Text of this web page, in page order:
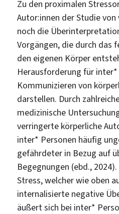
Zu den proximalen
Autor:innen der Studie
noch die
Vorgängen, die durch das
den eigenen Körper
Herausforderung für inter*
Kommunizieren von
darstellen. Durch
medizinische
verringerte körperliche
inter* Personen häufig
gefährdeter in Bezug auf
Begegnungen (ebd.,
Stress, welcher wie oben
internalisierte negative
äußert sich bei inter*